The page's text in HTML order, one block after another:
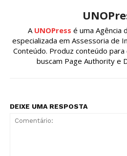
A UNOPress é uma Agência
especializada em Assessoria de
Conteúdo. Produz conteúdo
buscam Page Authority e
DEIXE UMA RESPOSTA